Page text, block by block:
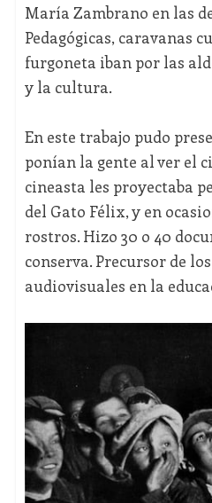
María Zambrano en las
Pedagógicas, caravanas
furgoneta iban por las
y la cultura.
En este trabajo pudo
ponían la gente al ver el
cineasta les proyectaba
del Gato Félix, y en
rostros. Hizo 30 o 40
conserva. Precursor de
audiovisuales en la